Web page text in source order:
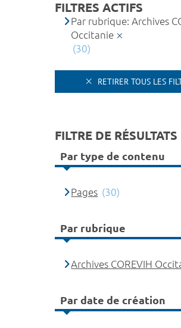
FILTRES ACTIFS
Par rubrique: Archives
Occitanie
(30)
RETIRER TOUS LES
FILTRE DE RÉSULTATS
Par type de contenu
Pages (30)
Par rubrique
Archives COREVIH
Par date de création